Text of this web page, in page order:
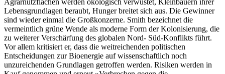
Lebensgrundlagen beraubt, Hunger breitet sich aus. Die Gewinner
sind wieder einmal die Großkonzerne. Smith bezeichnet die
vermeintlich grüne Wende als moderne Form der Kolonisierung, die
zu weiterer Verschärfung des globalen Nord- Süd-Konflikts führt.
Vor allem kritisiert er, dass die weitreichenden politischen
Entscheidungen zur Bioenergie auf wissenschaftlich noch
unzureichenden Grundlagen getroffen werden. Risiken werden in